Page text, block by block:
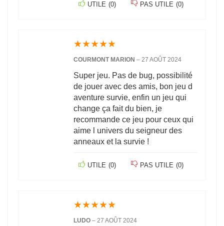
UTILE (0) PAS UTILE (0)
★★★★★
COURMONT MARION – 27 AOÛT 2024
Super jeu. Pas de bug, possibilité
de jouer avec des amis, bon jeu d
aventure survie, enfin un jeu qui
change ça fait du bien, je
recommande ce jeu pour ceux qui
aime l univers du seigneur des
anneaux et la survie !
UTILE (0) PAS UTILE (0)
★★★★★
LUDO – 27 AOÛT 2024